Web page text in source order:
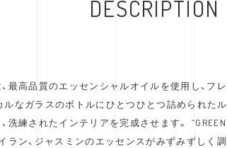
DESCRIPTION
最高品質のエッセンシャルオイルを使用し、フレ
なガラスのボトルにひとつひとつ詰められたル
洗練されたインテリアを完成させます。 “GREEN
ラン、ジャスミンのエッセンスがみずみずしく調